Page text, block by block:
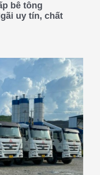
bê tông
uy tín, chất